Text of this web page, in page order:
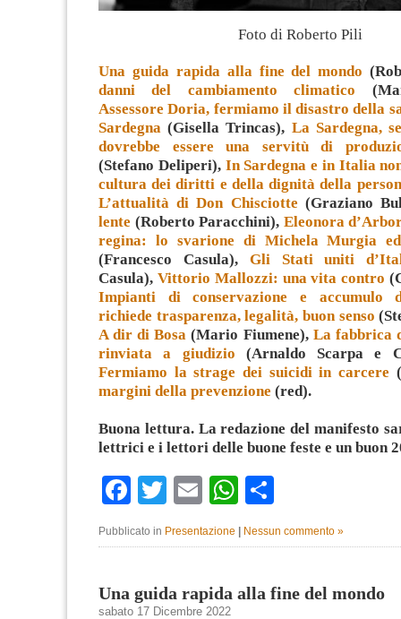
Foto di Roberto Pili
Una guida rapida alla fine del mondo
danni del cambiamento climatico
Assessore Doria, fermiamo il disastro della
Sardegna (Gisella Trincas), La Sardegna,
dovrebbe essere una servitù di
(Stefano Deliperi), In Sardegna e in Italia
cultura dei diritti e della dignità della
L’attualità di Don Chisciotte (Graziano
lente (Roberto Paracchini), Eleonora
regina: lo svarione di Michela Murgia
(Francesco Casula), Gli Stati uniti
Casula), Vittorio Mallozzi: una vita contro
Impianti di conservazione e accumulo
richiede trasparenza, legalità, buon senso
A dir di Bosa (Mario Fiumene), La fabbrica
rinviata a giudizio (Arnaldo Scarpa e
Fermiamo la strage dei suicidi in carcere
margini della prevenzione (red).
Buona lettura. La redazione del manifesto
lettrici e i lettori delle buone feste e un buon
Facebook
Twitter
EmailWhatsApp
Pubblicato in Presentazione | Nessun commento »
Una guida rapida alla fine del mondo
sabato 17 Dicembre 2022